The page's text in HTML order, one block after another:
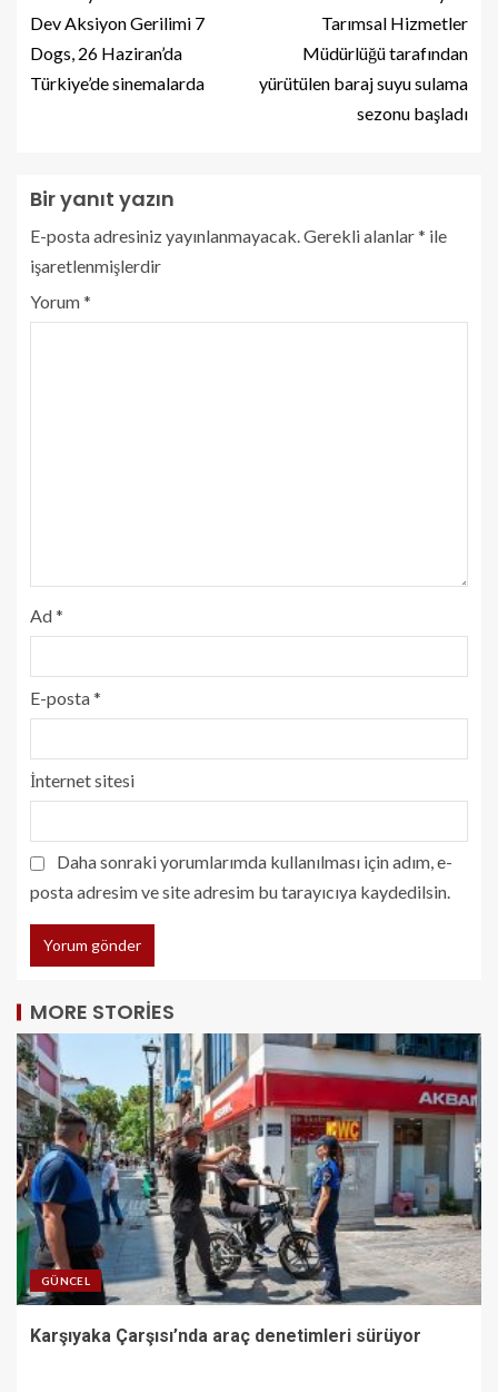
Dev Aksiyon Gerilimi 7
Dogs, 26 Haziran’da
Türkiye’de sinemalarda
Tarımsal Hizmetler
Müdürlüğü tarafından
yürütülen baraj suyu sulama
sezonu başladı
Bir yanıt yazın
E-posta adresiniz yayınlanmayacak.Gerekli alanlar* ile
işaretlenmişlerdir
Yorum*
Ad*
E-posta*
İnternet sitesi
Daha sonraki yorumlarımda kullanılması için adım, e-
posta adresim ve site adresim bu tarayıcıya kaydedilsin.
MORE STORIES
GÜNCEL
Karşıyaka Çarşısı’nda araç denetimleri sürüyor